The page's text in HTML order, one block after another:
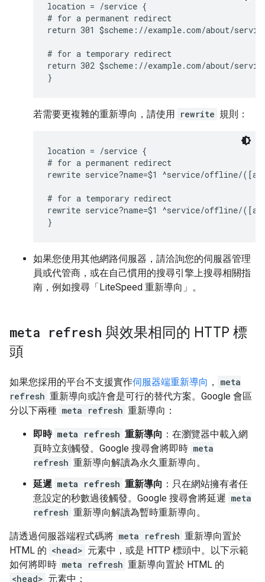
location = /service {
# for a permanent redirect
return 301 $scheme://example.com/about/
# for a temporary redirect
return 302 $scheme://example.com/about/
}
若需要更複雜的重新導向，請使用 rewrite 規則：
location = /service {
# for a permanent redirect
rewrite service?name=$1 ^service/offline/([a-
# for a temporary redirect
rewrite service?name=$1 ^service/offline/
}
如果您使用其他網路伺服器，請洽詢您的伺服器管理
員或代管商，或在自己慣用的搜尋引擎上搜尋相關指
南，例如搜尋「LiteSpeed 重新導向」。
meta refresh 與效果相同的 HTTP 標
頭
如果您採用的平台不支援實作伺服器端重新導向 ，
meta
refresh 重新導向或許會是可行的替代方案。Google 會區
分以下兩種 meta refresh 重新導向：
即時 meta refresh 重新導向 ：在瀏覽器中載入網
頁時立刻觸發。Google 搜尋會將即時 meta
refresh 重新導向解讀為永久重新導向。
延遲 meta refresh 重新導向 ：只在網站擁有者任
意設定的秒數過後觸發。Google 搜尋會將延遲 meta
refresh 重新導向解讀為暫時重新導向。
請透過伺服器端程式碼將 meta refresh 重新導向置於
HTML 的 <head> 元素中，或是 HTTP 標頭中。以下示範
如何將即時 meta refresh 重新導向置於 HTML 的
<head> 元素中：